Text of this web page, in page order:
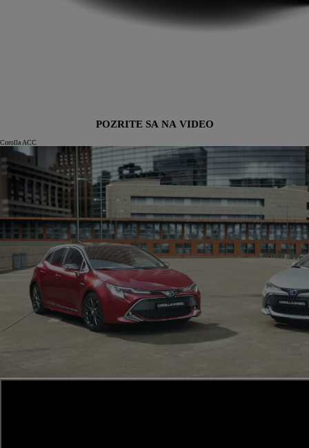
POZRITE SA NA VIDEO
Corolla ACC